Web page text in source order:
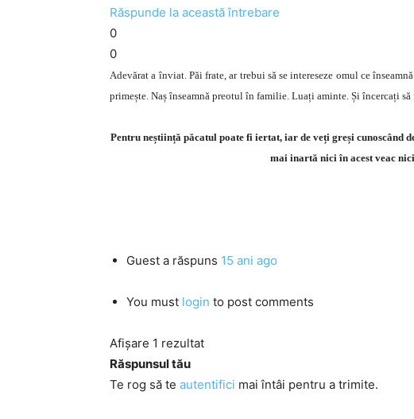
Răspunde la această întrebare
0
0
Adevărat a înviat. Păi frate, ar trebui să se intereseze omul ce
primește. Naș înseamnă preotul în familie. Luați aminte. Și încercați
Pentru neștiință păcatul poate fi iertat, iar de veți greși cunoscând
mai inartă nici în acest veac
Guest a răspuns 15 ani ago
You must login to post comments
Afișare 1 rezultat
Răspunsul tău
Te rog să te autentifici mai întâi pentru a trimite.